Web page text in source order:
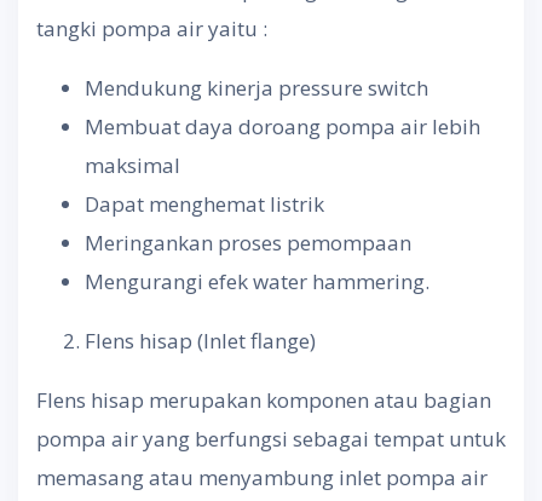
tangki pompa air yaitu :
Mendukung kinerja pressure switch
Membuat daya doroang pompa air lebih
maksimal
Dapat menghemat listrik
Meringankan proses pemompaan
Mengurangi efek water hammering.
Flens hisap (Inlet flange)
Flens hisap merupakan komponen atau bagian
pompa air yang berfungsi sebagai tempat untuk
memasang atau menyambung inlet pompa air